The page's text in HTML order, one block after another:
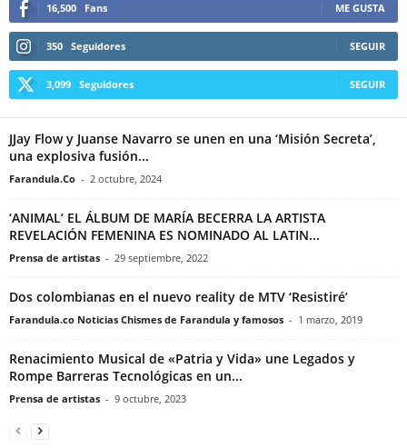
16,500 Fans ME GUSTA
350 Seguidores SEGUIR
3,099 Seguidores SEGUIR
JJay Flow y Juanse Navarro se unen en una ‘Misión Secreta’,
una explosiva fusión...
Farandula.Co - 2 octubre, 2024
‘ANIMAL’ EL ÁLBUM DE MARÍA BECERRA LA ARTISTA
REVELACIÓN FEMENINA ES NOMINADO AL LATIN...
Prensa de artistas - 29 septiembre, 2022
Dos colombianas en el nuevo reality de MTV ‘Resistiré’
Farandula.co Noticias Chismes de Farandula y famosos - 1 marzo, 2019
Renacimiento Musical de «Patria y Vida» une Legados y
Rompe Barreras Tecnológicas en un...
Prensa de artistas - 9 octubre, 2023